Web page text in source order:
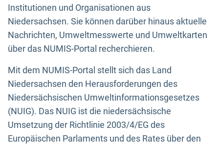
Institutionen und Organisationen aus
Niedersachsen. Sie können darüber hinaus aktuelle
Nachrichten, Umweltmesswerte und Umweltkarten
über das NUMIS-Portal recherchieren.
Mit dem NUMIS-Portal stellt sich das Land
Niedersachsen den Herausforderungen des
Niedersächsischen Umweltinformationsgesetzes
(NUIG). Das NUIG ist die niedersächsische
Umsetzung der Richtlinie 2003/4/EG des
Europäischen Parlaments und des Rates über den